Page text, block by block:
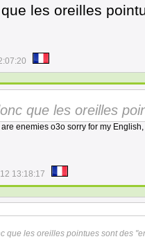
les oreilles
que les oreilles
enemies o3o sorry for my
13:18:17
que les oreilles pointues sont des